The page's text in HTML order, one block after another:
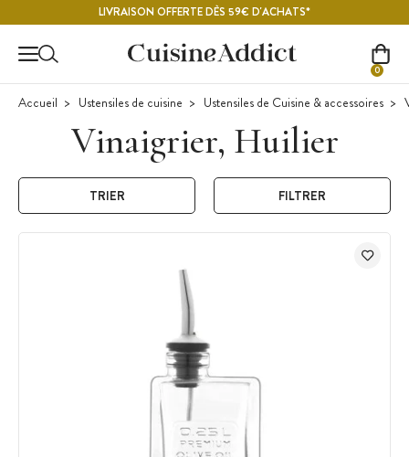
LIVRAISON OFFERTE DÈS 59€ D'ACHATS*
0
Accueil Ustensiles de cuisine Ustensiles de Cuisine & accessoires
Vinaigrier, Huilier
TRIER FILTRER